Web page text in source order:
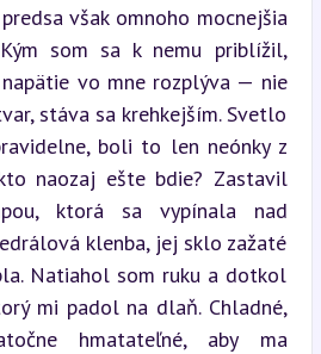
však omnoho mocnejšia
som sa k nemu priblížil,
vo mne rozplýva — nie
stáva sa krehkejším. Svetlo
boli to len neónky z
naozaj ešte bdie? Zastavil
ktorá sa vypínala nad
klenba, jej sklo zažaté
Natiahol som ruku a dotkol
mi padol na dlaň. Chladné,
hmatateľné, aby ma